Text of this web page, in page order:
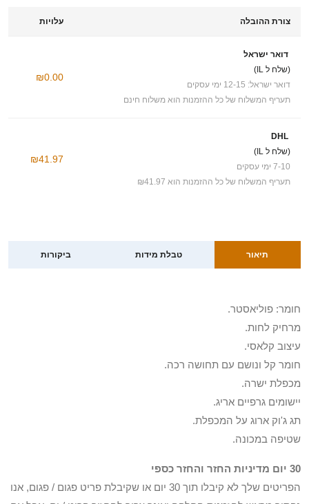
צורת ההובלה עלויות
דואר ישראל
(שלח ל IL)
דואר ישראל: 12-15 ימי עסקים
תעריף המשלוח של כל ההזמנות הוא משלוח חינם
₪0.00
DHL
(שלח ל IL)
7-10 ימי עסקים
תעריף המשלוח של כל ההזמנות הוא ₪41.97
₪41.97
תיאור טבלת מידות ביקורות
חומר: פוליאסטר.
מרחיק לחות.
עיצוב קלאסי.
חומר קל ונושם עם תחושה רכה.
מכפלת ישרה.
יישומים גרפיים אריג.
תג ג'וק ארוג על המכפלת.
שטיפה במכונה.
30 יום מדיניות החזר והחזר כספי
הפריטים שלך לא קיבלו תוך 30 יום או שקיבלת פריט פגום / פגום, אנו